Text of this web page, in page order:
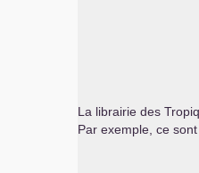
La librairie des
Par exemple, ce